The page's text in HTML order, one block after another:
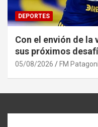
DEPORTES
Con el envión de la
sus próximos
05/08/2026 FM